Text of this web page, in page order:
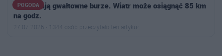
POGODA
Nadciągają gwałtowne burze. Wiatr może osiągnąć 85 km
na godz.
27.07.2026 · 1344 osób przeczytało ten artykuł